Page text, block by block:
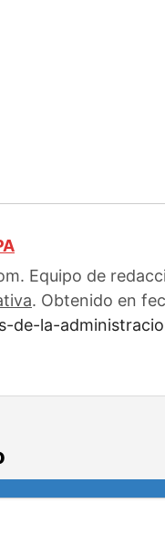
Equipo de
. Obtenido en
de-la-